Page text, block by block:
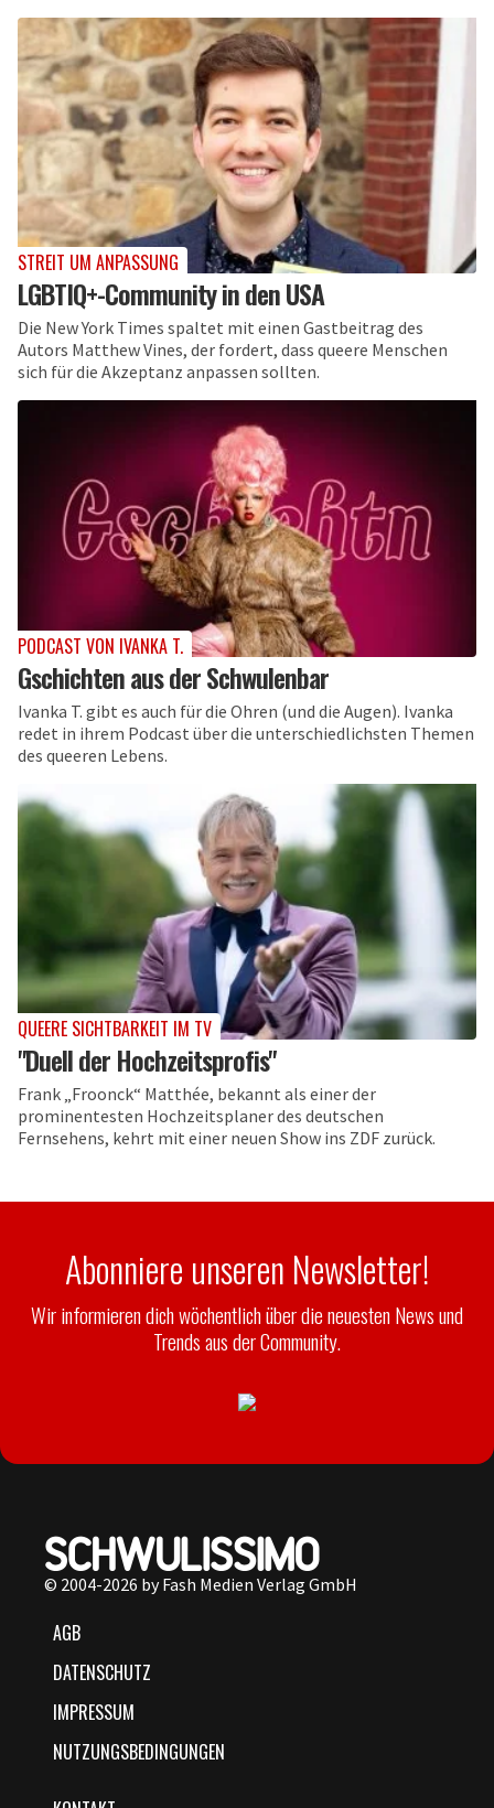
STREIT UM ANPASSUNG
LGBTIQ+-Community in den USA
Die New York Times spaltet mit einen Gastbeitrag des
Autors Matthew Vines, der fordert, dass queere Menschen
sich für die Akzeptanz anpassen sollten.
PODCAST VON IVANKA T.
Gschichten aus der Schwulenbar
Ivanka T. gibt es auch für die Ohren (und die Augen). Ivanka
redet in ihrem Podcast über die unterschiedlichsten Themen
des queeren Lebens.
QUEERE SICHTBARKEIT IM TV
"Duell der Hochzeitsprofis"
Frank „Froonck“ Matthée, bekannt als einer der
prominentesten Hochzeitsplaner des deutschen
Fernsehens, kehrt mit einer neuen Show ins ZDF zurück.
Abonniere unseren Newsletter!
Wir informieren dich wöchentlich über die neuesten News und
Trends aus der Community.
© 2004-2026 by Fash Medien Verlag GmbH
AGB
DATENSCHUTZ
IMPRESSUM
NUTZUNGSBEDINGUNGEN